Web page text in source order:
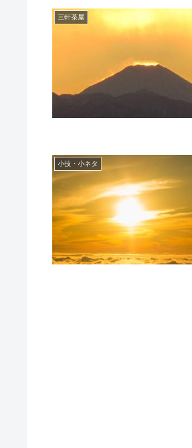
三軒茶屋
小技・小ネタ